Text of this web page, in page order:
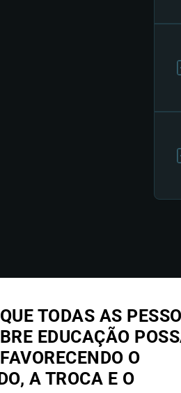
TODAS AS
EDUCAÇÃO
O
A TROCA E O